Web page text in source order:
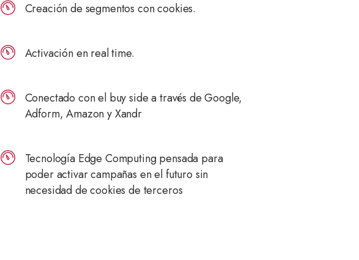
Creación de segmentos con cookies.
Activación en real time​.
Conectado con el buy side a través de Google,
Adform, Amazon y Xandr
Tecnología Edge Computing pensada para
poder activar campañas en el futuro sin
necesidad de cookies de terceros